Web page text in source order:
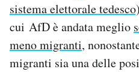
sistema elettorale tedesco)
cui AfD è andata meglio
meno migranti,
migranti sia una delle